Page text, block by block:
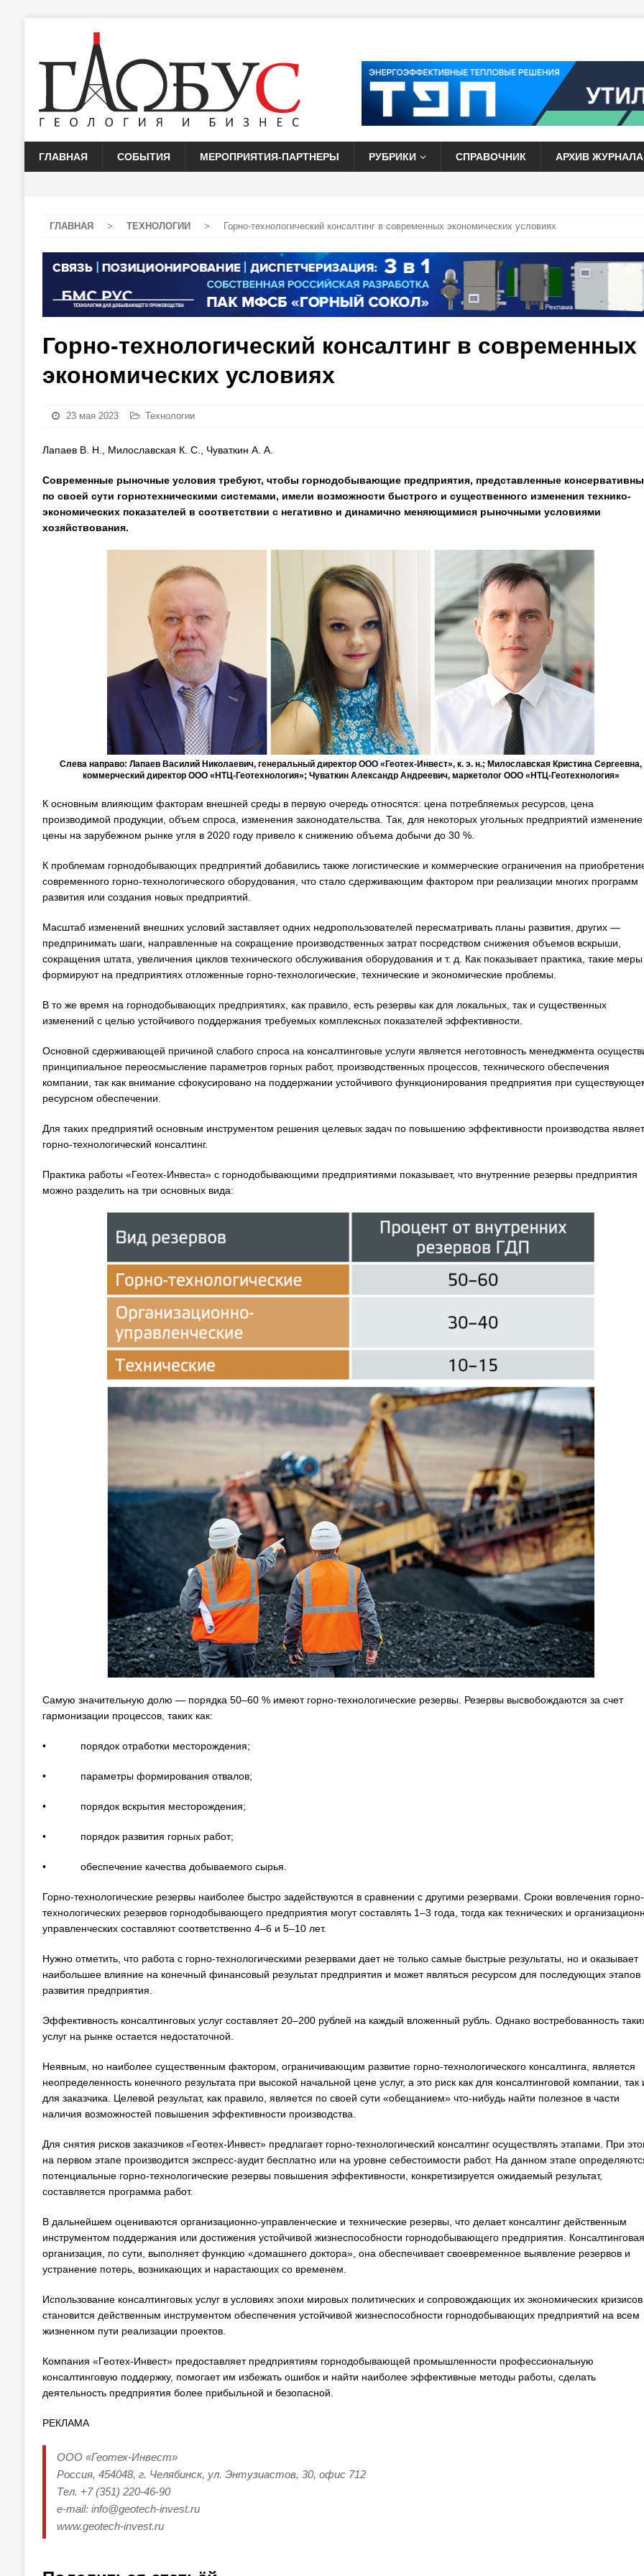
ГЛАВНАЯ СОБЫТИЯ МЕРОПРИЯТИЯ-ПАРТНЕРЫ РУБРИКИ СПРАВОЧНИК АРХИВ ЖУРНАЛА
ГЛАВНАЯ > ТЕХНОЛОГИИ > Горно-технологический консалтинг в современных экономических условиях
Горно-технологический консалтинг в современных
экономических условиях
23 мая 2023 Технологии
Лапаев В. Н., Милославская К. С., Чуваткин А. А.
Современные рыночные условия требуют, чтобы горнодобывающие предприятия, представленные
по своей сути горнотехническими системами, имели возможности быстрого и существенного изменения технико-
экономических показателей в соответствии с негативно и динамично меняющимися рыночными условиями
хозяйствования.
Слева направо: Лапаев Василий Николаевич, генеральный директор ООО «Геотех-Инвест», к. э. н.; Милославская Кристина Сергеевна,
коммерческий директор ООО «НТЦ-Геотехнология»; Чуваткин Александр Андреевич, маркетолог ООО «НТЦ-Геотехнология»
К основным влияющим факторам внешней среды в первую очередь относятся: цена потребляемых ресурсов, цена
производимой продукции, объем спроса, изменения законодательства. Так, для некоторых угольных предприятий изменение
цены на зарубежном рынке угля в 2020 году привело к снижению объема добычи до 30 %.
К проблемам горнодобывающих предприятий добавились также логистические и коммерческие ограничения на
современного горно-технологического оборудования, что стало сдерживающим фактором при реализации многих программ
развития или создания новых предприятий.
Масштаб изменений внешних условий заставляет одних недропользователей пересматривать планы развития, других —
предпринимать шаги, направленные на сокращение производственных затрат посредством снижения объемов вскрыши,
сокращения штата, увеличения циклов технического обслуживания оборудования и т. д. Как показывает практика, такие меры
формируют на предприятиях отложенные горно-технологические, технические и экономические проблемы.
В то же время на горнодобывающих предприятиях, как правило, есть резервы как для локальных, так и существенных
изменений с целью устойчивого поддержания требуемых комплексных показателей эффективности.
Основной сдерживающей причиной слабого спроса на консалтинговые услуги является неготовность менеджмента
принципиальное переосмысление параметров горных работ, производственных процессов, технического обеспечения
компании, так как внимание сфокусировано на поддержании устойчивого функционирования предприятия при
ресурсном обеспечении.
Для таких предприятий основным инструментом решения целевых задач по повышению эффективности производства
горно-технологический консалтинг.
Практика работы «Геотех-Инвеста» с горнодобывающими предприятиями показывает, что внутренние резервы предприятия
можно разделить на три основных вида:
Самую значительную долю — порядка 50–60 % имеют горно-технологические резервы. Резервы высвобождаются за счет
гармонизации процессов, таких как:
• порядок отработки месторождения;
• параметры формирования отвалов;
• порядок вскрытия месторождения;
• порядок развития горных работ;
• обеспечение качества добываемого сырья.
Горно-технологические резервы наиболее быстро задействуются в сравнении с другими резервами. Сроки вовлечения горно-
технологических резервов горнодобывающего предприятия могут составлять 1–3 года, тогда как технических и
управленческих составляют соответственно 4–6 и 5–10 лет.
Нужно отметить, что работа с горно-технологическими резервами дает не только самые быстрые результаты, но и оказывает
наибольшее влияние на конечный финансовый результат предприятия и может являться ресурсом для последующих этапов
развития предприятия.
Эффективность консалтинговых услуг составляет 20–200 рублей на каждый вложенный рубль. Однако востребованность
услуг на рынке остается недостаточной.
Неявным, но наиболее существенным фактором, ограничивающим развитие горно-технологического консалтинга, является
неопределенность конечного результата при высокой начальной цене услуг, а это риск как для консалтинговой компании, так
для заказчика. Целевой результат, как правило, является по своей сути «обещанием» что-нибудь найти полезное в части
наличия возможностей повышения эффективности производства.
Для снятия рисков заказчиков «Геотех-Инвест» предлагает горно-технологический консалтинг осуществлять этапами. При
на первом этапе производится экспресс-аудит бесплатно или на уровне себестоимости работ. На данном этапе
потенциальные горно-технологические резервы повышения эффективности, конкретизируется ожидаемый результат,
составляется программа работ.
В дальнейшем оцениваются организационно-управленческие и технические резервы, что делает консалтинг действенным
инструментом поддержания или достижения устойчивой жизнеспособности горнодобывающего предприятия. Консалтинговая
организация, по сути, выполняет функцию «домашнего доктора», она обеспечивает своевременное выявление резервов и
устранение потерь, возникающих и нарастающих со временем.
Использование консалтинговых услуг в условиях эпохи мировых политических и сопровождающих их экономических кризисов
становится действенным инструментом обеспечения устойчивой жизнеспособности горнодобывающих предприятий на всем
жизненном пути реализации проектов.
Компания «Геотех-Инвест» предоставляет предприятиям горнодобывающей промышленности профессиональную
консалтинговую поддержку, помогает им избежать ошибок и найти наиболее эффективные методы работы, сделать
деятельность предприятия более прибыльной и безопасной.
РЕКЛАМА
ООО «Геотех-Инвест»
Россия, 454048, г. Челябинск, ул. Энтузиастов, 30, офис 712
Тел. +7 (351) 220-46-90
е-mail: info@geotech-invest.ru
www.geotech-invest.ru